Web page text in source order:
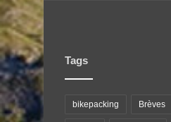
Tags
bikepacking Brèves